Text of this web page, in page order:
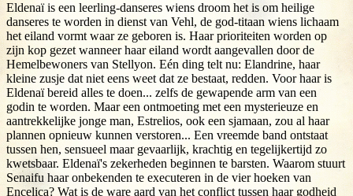
Eldenaï is een leerling-danseres wiens droom het is om heilige
danseres te worden in dienst van Vehl, de god-titaan wiens lichaam
het eiland vormt waar ze geboren is. Haar prioriteiten worden op
zijn kop gezet wanneer haar eiland wordt aangevallen door de
Hemelbewoners van Stellyon. Eén ding telt nu: Elandrine, haar
kleine zusje dat niet eens weet dat ze bestaat, redden. Voor haar is
Eldenaï bereid alles te doen... zelfs de gewapende arm van een
godin te worden. Maar een ontmoeting met een mysterieuze en
aantrekkelijke jonge man, Estrelios, ook een sjamaan, zou al haar
plannen opnieuw kunnen verstoren... Een vreemde band ontstaat
tussen hen, sensueel maar gevaarlijk, krachtig en tegelijkertijd zo
kwetsbaar. Eldenaï's zekerheden beginnen te barsten. Waarom stuurt
Senaifu haar onbekenden te executeren in de vier hoeken van
Encelica? Wat is de ware aard van het conflict tussen haar godheid